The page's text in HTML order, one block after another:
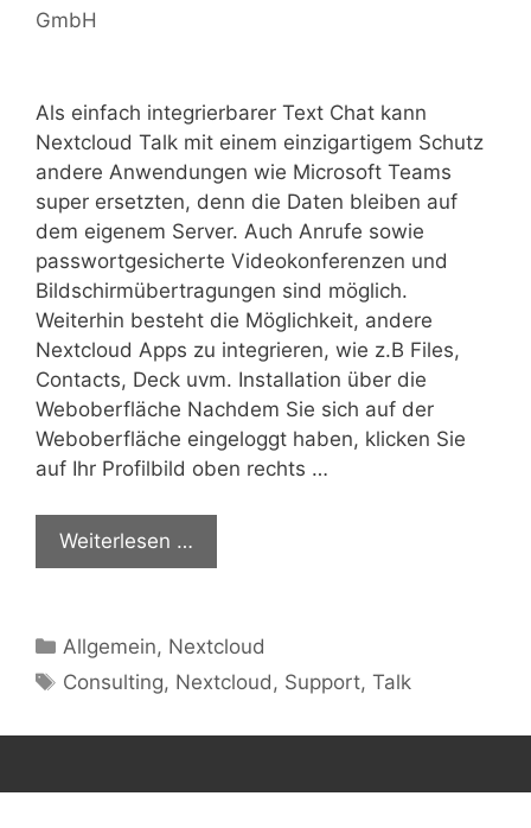
GmbH
Als einfach integrierbarer Text Chat kann
Nextcloud Talk mit einem einzigartigem Schutz
andere Anwendungen wie Microsoft Teams
super ersetzten, denn die Daten bleiben auf
dem eigenem Server. Auch Anrufe sowie
passwortgesicherte Videokonferenzen und
Bildschirmübertragungen sind möglich.
Weiterhin besteht die Möglichkeit, andere
Nextcloud Apps zu integrieren, wie z.B Files,
Contacts, Deck uvm. Installation über die
Weboberfläche Nachdem Sie sich auf der
Weboberfläche eingeloggt haben, klicken Sie
auf Ihr Profilbild oben rechts …
Weiterlesen …
Kategorien
Allgemein, Nextcloud
Schlagwörter
Consulting, Nextcloud , Support,Talk